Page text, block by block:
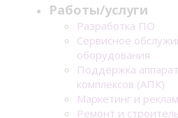
Работы/услуги
Разработка ПО
Сервисное
оборудования
Поддержка
комплексов (АПК)
Маркетинг и
Ремонт и